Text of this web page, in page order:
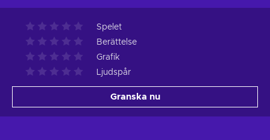
Spelet
Berättelse
Grafik
Ljudspår
Granska nu